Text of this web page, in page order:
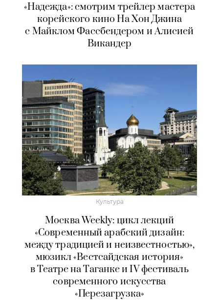
«Надежда»: смотрим трейлер мастера
корейского кино На Хон Джина
с Майклом Фассбендером и Алисией
Викандер
Культура
Москва Weekly: цикл лекций
«Современный арабский дизайн:
между традицией и неизвестностью»,
мюзикл «Вестсайдская история»
в Театре на Таганке и IV фестиваль
современного искусства
«Перезагрузка»